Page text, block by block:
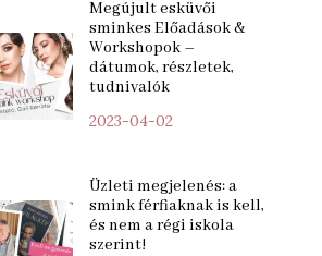
Megújult esküvői
sminkes Előadások &
Workshopok –
dátumok, részletek,
tudnivalók
2023-04-02
Üzleti megjelenés: a
smink férfiaknak is kell,
és nem a régi iskola
szerint!